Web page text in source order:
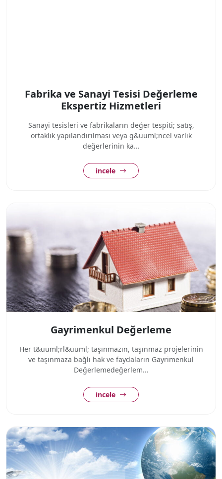
Fabrika ve Sanayi Tesisi Değerleme
Ekspertiz Hizmetleri
Sanayi tesisleri ve fabrikaların değer tespiti; satış,
ortaklık yapılandırılması veya g&uuml;ncel varlık
değerlerinin ka...
incele
Gayrimenkul Değerleme
Her t&uuml;rl&uuml; taşınmazın, taşınmaz projelerinin
ve taşınmaza bağlı hak ve faydaların Gayrimenkul
Değerlemedeğerlem...
incele